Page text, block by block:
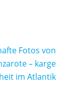
Fotos von
– karge
im Atlantik